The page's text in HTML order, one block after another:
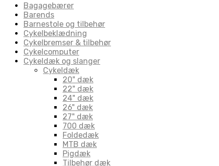
Bagagebærer
Barends
Barnestole og tilbehør
Cykelbeklædning
Cykelbremser & tilbehør
Cykelcomputer
Cykeldæk og slanger
Cykeldæk
20" dæk
22" dæk
24" dæk
26" dæk
27" dæk
700 dæk
Foldedæk
MTB dæk
Pigdæk
Tilbehør dæk